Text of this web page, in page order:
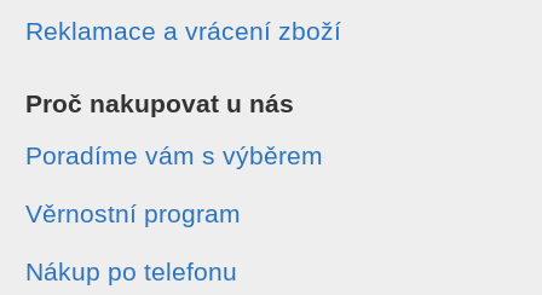
Reklamace a vrácení zboží
Proč nakupovat u nás
Poradíme vám s výběrem
Věrnostní program
Nákup po telefonu